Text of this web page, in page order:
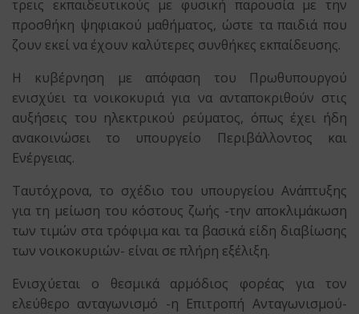
τρεις εκπαιδευτικούς με φυσική παρουσία με την
προσθήκη ψηφιακού μαθήματος, ώστε τα παιδιά που
ζουν εκεί να έχουν καλύτερες συνθήκες εκπαίδευσης.
Η κυβέρνηση με απόφαση του Πρωθυπουργού
ενισχύει τα νοικοκυριά για να ανταποκριθούν στις
αυξήσεις του ηλεκτρικού ρεύματος, όπως έχει ήδη
ανακοινώσει το υπουργείο Περιβάλλοντος και
Ενέργειας.
Ταυτόχρονα, το σχέδιο του υπουργείου Ανάπτυξης
για τη μείωση του κόστους ζωής -την αποκλιμάκωση
των τιμών στα τρόφιμα και τα βασικά είδη διαβίωσης
των νοικοκυριών- είναι σε πλήρη εξέλιξη.
Ενισχύεται ο θεσμικά αρμόδιος φορέας για τον
ελεύθερο ανταγωνισμό -η Επιτροπή Ανταγωνισμού-